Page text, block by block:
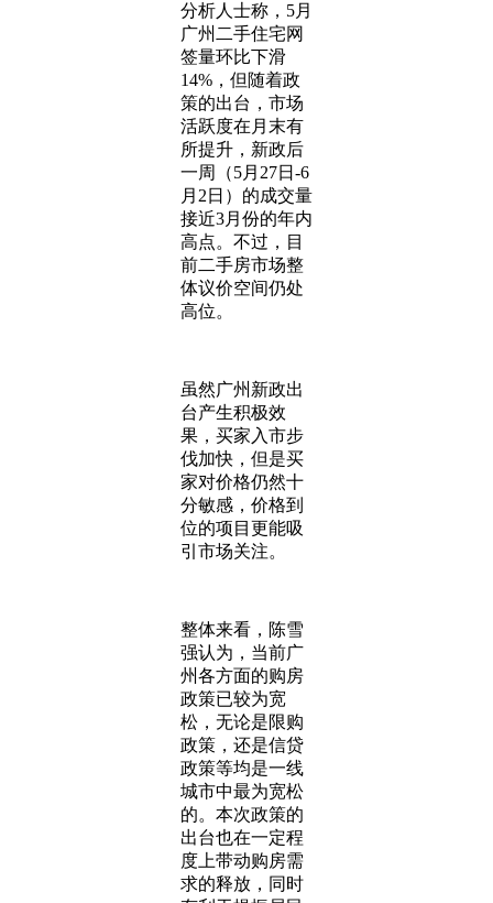
分析人士称，5月
广州二手住宅网
签量环比下滑
14%，但随着政
策的出台，市场
活跃度在月末有
所提升，新政后
一周（5月27日-6
月2日）的成交量
接近3月份的年内
高点。不过，目
前二手房市场整
体议价空间仍处
高位。
虽然广州新政出
台产生积极效
果，买家入市步
伐加快，但是买
家对价格仍然十
分敏感，价格到
位的项目更能吸
引市场关注。
整体来看，陈雪
强认为，当前广
州各方面的购房
政策已较为宽
松，无论是限购
政策，还是信贷
政策等均是一线
城市中最为宽松
的。本次政策的
出台也在一定程
度上带动购房需
求的释放，同时